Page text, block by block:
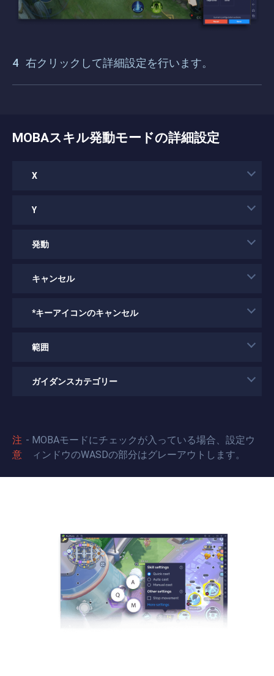
右クリックして詳細設定を行います。
MOBAスキル発動モードの詳細設定
X
Y
発動
キャンセル
*キーアイコンのキャンセル
範囲
ガイダンスカテゴリー
注
意
MOBAモードにチェックが入っている場合、設定ウ
ィンドウのWASDの部分はグレーアウトします。